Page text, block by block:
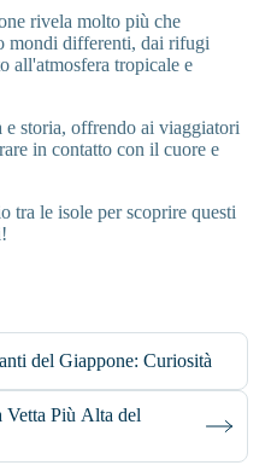
rivela molto più che
mondi differenti, dai rifugi
all'atmosfera tropicale e
e storia, offrendo ai viaggiatori
in contatto con il cuore e
tra le isole per scoprire questi
del Giappone: Curiosità
Più Alta del